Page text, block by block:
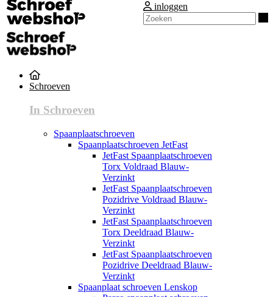
inloggen
Schroeven
In Schroeven
Spaanplaatschroeven
Spaanplaatschroeven JetFast
JetFast Spaanplaatschroeven
Torx Voldraad Blauw-
Verzinkt
JetFast Spaanplaatschroeven
Pozidrive Voldraad Blauw-
Verzinkt
JetFast Spaanplaatschroeven
Torx Deeldraad Blauw-
Verzinkt
JetFast Spaanplaatschroeven
Pozidrive Deeldraad Blauw-
Verzinkt
Spaanplaat schroeven Lenskop